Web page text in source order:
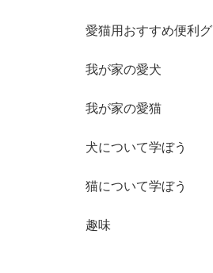
愛猫用おすすめ便利
我が家の愛犬
我が家の愛猫
犬について学ぼう
猫について学ぼう
趣味